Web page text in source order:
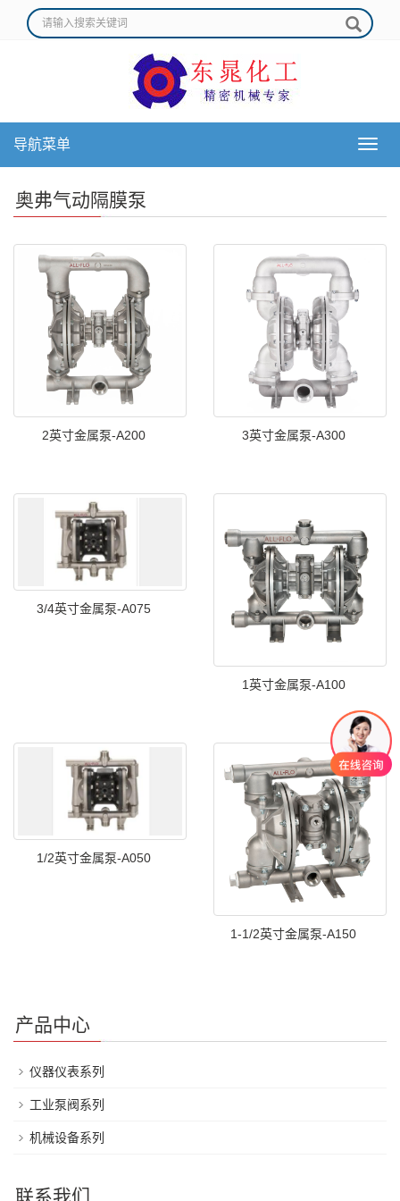
导
导航菜单
奥弗气动隔膜泵
2英寸金属泵-A200 3英寸金属泵-A300
3/4英寸金属泵-A075
1英寸金属泵-A100
1/2英寸金属泵-A050
1-1/2英寸金属泵-A150
产品中心
仪器仪表系列
工业泵阀系列
机械设备系列
联系我们